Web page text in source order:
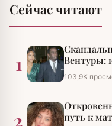
Сейчас читают
1
Вентуры:
103,9К
2
путь к